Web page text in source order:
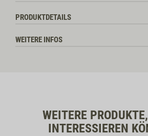
PRODUKTDETAILS
WEITERE INFOS
WEITERE
INTERESSIEREN